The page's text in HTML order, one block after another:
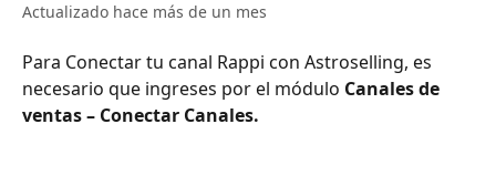
Actualizado hace más de un mes
Para Conectar tu canal Rappi con Astroselling, es
necesario que ingreses por el módulo Canales de
ventas – Conectar Canales.